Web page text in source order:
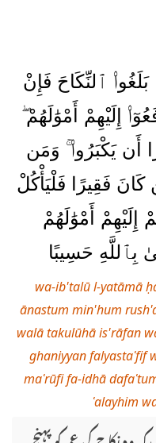
ٱلنِّكَاحَ فَإِنْ
إِلَيْهِمْ أَمْوَٰلَهُمْ
أَن يَكْبَرُوا۟ ۚ وَمَن
فَقِيرًا فَلْيَأْكُلْ
إِلَيْهِمْ أَمْوَٰلَهُمْ
بِٱللَّهِ حَسِيبًا
wa-ib'talū l-yatāmā
ānastum min'hum
walā takulūhā is'rāfan
ghaniyyan falyastaʿfif
maʿrūfi fa-idhā
ʿalayhim